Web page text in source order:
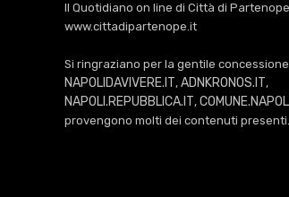
Il Quotidiano on line di Città di
www.cittadipartenope.it
Si ringraziano per la gentile
NAPOLIDAVIVERE.IT, ADNKRONOS.IT,
NAPOLI.REPUBBLICA.IT,
provengono molti dei contenuti presenti.